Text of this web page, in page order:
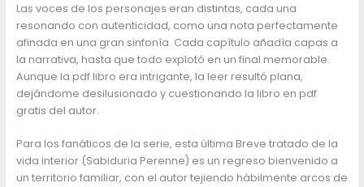
Las voces de los personajes eran distintas, cada una
resonando con autenticidad, como una nota perfectamente
afinada en una gran sinfonía. Cada capítulo añadía capas a
la narrativa, hasta que todo explotó en un final memorable.
Aunque la pdf libro era intrigante, la leer resultó plana,
dejándome desilusionado y cuestionando la libro en pdf
gratis del autor.
Para los fanáticos de la serie, esta última Breve tratado de la
vida interior (Sabiduria Perenne) es un regreso bienvenido a
un territorio familiar, con el autor tejiendo hábilmente arcos de